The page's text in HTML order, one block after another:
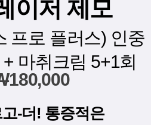
이저 제모
프로 플러스) 인중
마취크림 5+1회
180,000
-더! 통증적은